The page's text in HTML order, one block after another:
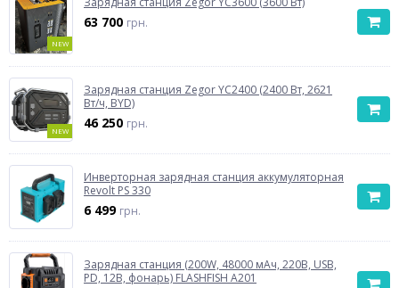
NEW
63 700 грн.
NEW
Зарядная станция Zegor YC2400 (2400 Вт, 2621
Вт/ч, BYD)
46 250 грн.
Инверторная зарядная станция аккумуляторная
Revolt PS 330
6 499 грн.
Зарядная станция (200W, 48000 мАч, 220В, USB,
PD, 12В, фонарь) FLASHFISH A201